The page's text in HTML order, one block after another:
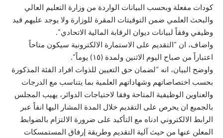
كودات مفعلة وبحسب البيانات الواردة من وزارة التعليم العالي
والبحث العلمي ضمن التوقيتات المقرة للوزارة ولا يوجد عليهم قيد
وظيفي وفقاً لبيانات ديوان الرقابة المالية الاتحادي”.
واضاف، ان “التقديم على الاستمارة الالكترونية سيكون متاحاً
اعتباراً من صباح اليوم الاثنين ولمدة (١٥) يوماً”.
واوضح البيان، انه “لضمان حق التعيين للذوات افراد الفئة المذكورة
بحسب اختصاصاتهم وشهاداتهم العلمية بما يتناسب مع الدرجات
والعناوين الوظيفية المتاحة وفقا لاحتياجات الدوائر، يهيب المجلس
بالجميع ان يحرص على التقديم خلال المدة المشار اليها انفاً عبر
الرابط الالكتروني ادناه مع التأكيد على ضرورة الالتزام بالضوابط
المعلن عنها من حيث آلية التقديم وطريقة إرفاق المستمسكات